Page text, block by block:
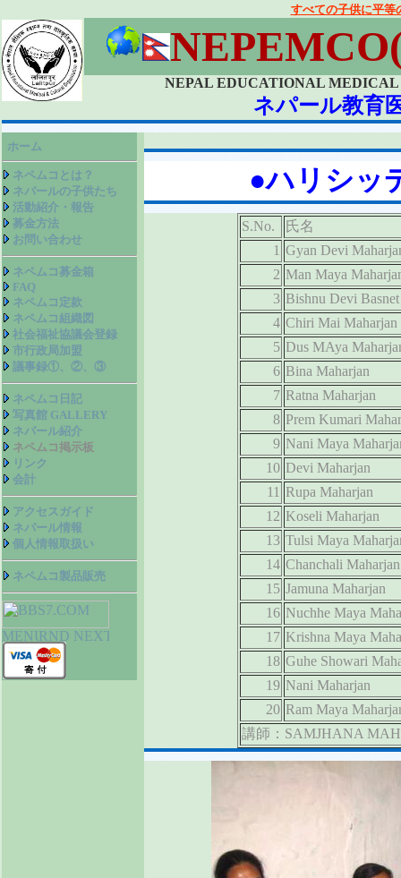
すべての子供に平等
NEPAL EDUCATIONAL
ネパール教育
ホーム
ネペムコとは？
ネパールの子供たち
活動紹介・報告
募金方法
お問い合わせ
ネペムコ募金箱
FAQ
ネペムコ定款
ネペムコ組織図
社会福祉協議会登録
市行政局加盟
議事録①、②、③
ネペムコ日記
写真館 GALLERY
ネパール紹介
ネペムコ掲示板
リンク
会計
アクセスガイド
ネパール情報
個人情報取扱い
ネペムコ製品販売
●ハリシッ
S.No.
氏名
1 Gyan Devi
2 Man Maya
3 Bishnu Devi Basnet
4 Chiri Mai Maharjan
5 Dus MAya
6 Bina Maharjan
7 Ratna Maharjan
8 Prem Kumari
9 Nani Maya
10 Devi Maharjan
11 Rupa Maharjan
12 Koseli Maharjan
13 Tulsi Maya
14 Chanchali Maharjan
15 Jamuna Maharjan
16 Nuchhe Maya
17 Krishna Maya
18 Guhe Showari
19 Nani Maharjan
20 Ram Maya
講師：SAMJHANA